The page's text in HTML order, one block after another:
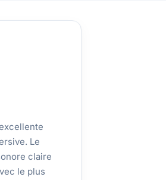
Le
claire
le plus